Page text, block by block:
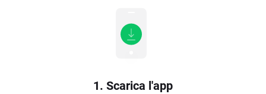
1. Scarica l'app